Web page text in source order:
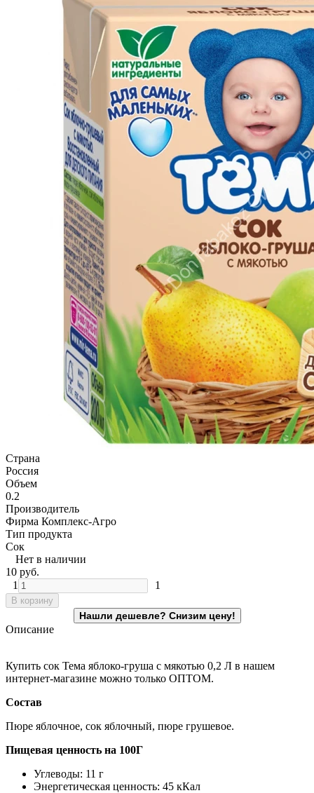
Страна
Россия
Объем
0.2
Производитель
Фирма Комплекс-Агро
Тип продукта
Сок
Нет в наличии
10 руб.
1
1
В корзину
Описание
Купить сок Тема яблоко-груша с мякотью 0,2 Л в нашем
интернет-магазине можно только ОПТОМ.
Состав
Пюре яблочное, сок яблочный, пюре грушевое.
Пищевая ценность на 100Г
Углеводы: 11 г
Энергетическая ценность: 45 кКал